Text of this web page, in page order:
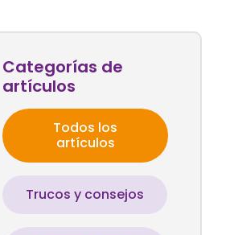
Categorías de
artículos
Todos los
artículos
Trucos y consejos